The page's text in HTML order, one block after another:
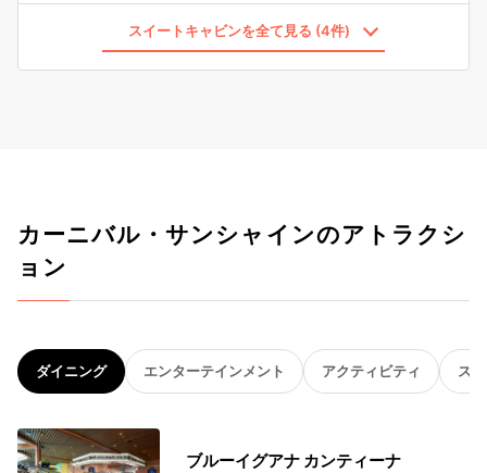
スイートキャビンを全て見る (4件)
カーニバル・サンシャインのアトラクシ
ョン
ダイニング エンターテインメント アクティビティ ス
ブルーイグアナ カンティーナ